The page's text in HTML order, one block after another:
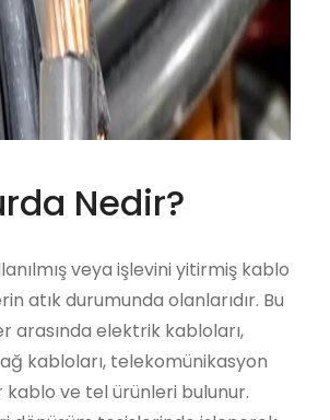
Nedir?
veya işlevini yitirmiş kablo
atık durumunda olanlarıdır. Bu
arasında elektrik kabloları,
kabloları, telekomünikasyon
kablo ve tel ürünleri bulunur.